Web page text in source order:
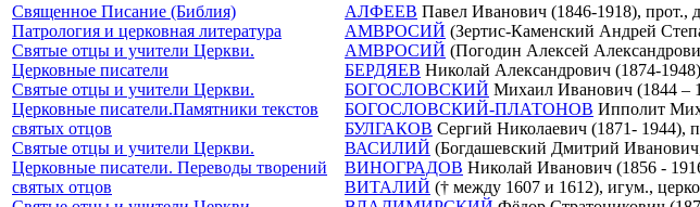
Священное Писание (Библия)
Патрология и церковная литература
Святые отцы и учители Церкви.
Церковные писатели
Святые отцы и учители Церкви.
Церковные писатели.Памятники текстов
святых отцов
Святые отцы и учители Церкви.
Церковные писатели. Переводы творений
святых отцов
АЛФЕЕВ Павел Иванович (1846-1918), прот.,
АМВРОСИЙ (Зертис-Каменский Андрей
АМВРОСИЙ (Погодин Алексей
БЕРДЯЕВ Николай Александрович (1874-
БОГОСЛОВСКИЙ Михаил Иванович (1844 –
БОГОСЛОВСКИЙ-ПЛАТОНОВ Ипполит
БУЛГАКОВ Сергий Николаевич (1871- 1944),
ВАСИЛИЙ (Богдашевский Дмитрий
ВИНОГРАДОВ Николай Иванович (1856 -
ВИТАЛИЙ († между 1607 и 1612), игум.,